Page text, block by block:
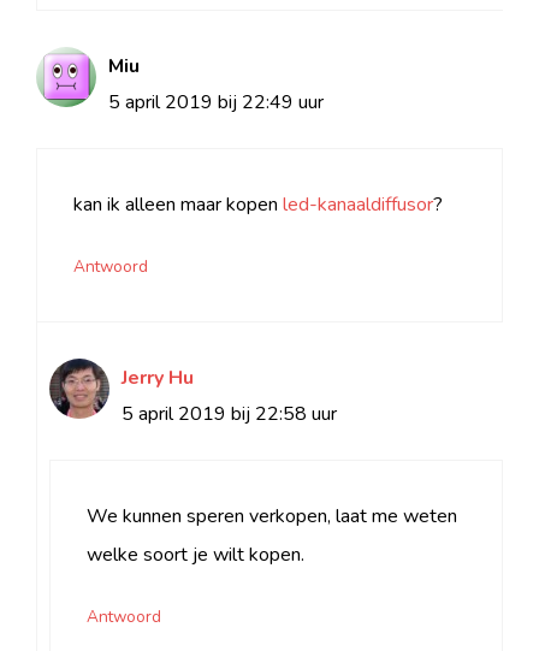
Miu
5 april 2019 bij 22:49 uur
kan ik alleen maar kopen led-kanaaldiffusor?
Antwoord
Jerry Hu
5 april 2019 bij 22:58 uur
We kunnen speren verkopen, laat me weten
welke soort je wilt kopen.
Antwoord